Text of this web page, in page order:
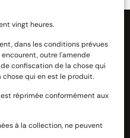
vingt heures.
dans les conditions prévues
outre l'amende
confiscation de la chose qui
qui en est le produit.
réprimée conformément aux
à la collection, ne peuvent